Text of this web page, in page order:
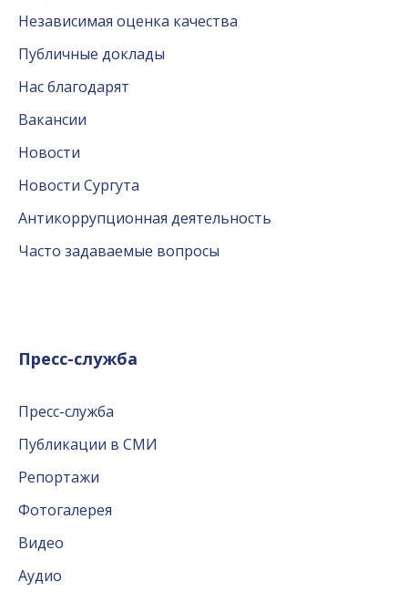
Независимая оценка качества
Публичные доклады
Нас благодарят
Вакансии
Новости
Новости Сургута
Антикоррупционная деятельность
Часто задаваемые вопросы
Пресс-служба
Пресс-служба
Публикации в СМИ
Репортажи
Фотогалерея
Видео
Аудио